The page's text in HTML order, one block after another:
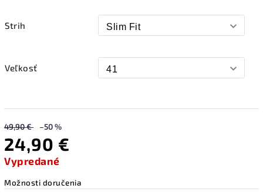
Strih
Veľkosť
49,90 € –50 %
24,90 €
Vypredané
Možnosti doručenia